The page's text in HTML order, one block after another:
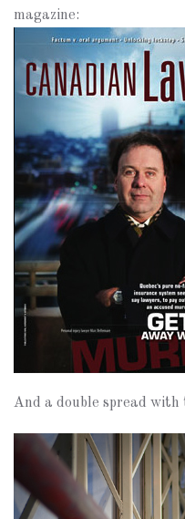
magazine:
And a double spread with